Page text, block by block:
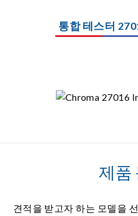
통합 테스터
제품
견적을 받고자 하는 모델을